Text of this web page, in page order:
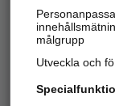
Hitta
målgrupp
Utveckla och